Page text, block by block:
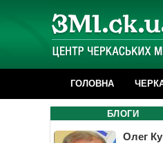
ГОЛОВНА
БЛОГИ
Олег